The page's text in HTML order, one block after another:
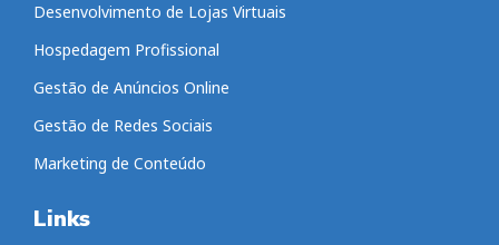
Desenvolvimento de Lojas Virtuais
Hospedagem Profissional
Gestão de Anúncios Online
Gestão de Redes Sociais
Marketing de Conteúdo
Links